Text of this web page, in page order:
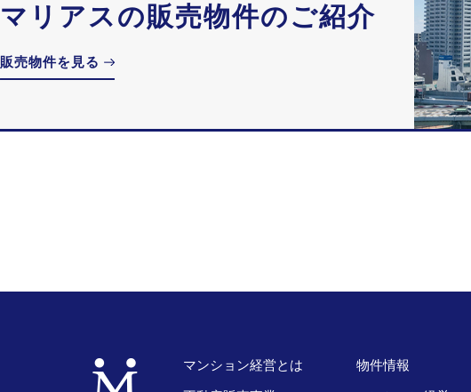
マリアスの販売物件のご紹介
販売物件を見る
マンション経営とは 物件情報